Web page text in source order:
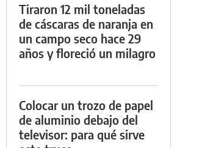
Tiraron 12 mil toneladas
de cáscaras de naranja en
un campo seco hace 29
años y floreció un milagro
Colocar un trozo de papel
de aluminio debajo del
televisor: para qué sirve